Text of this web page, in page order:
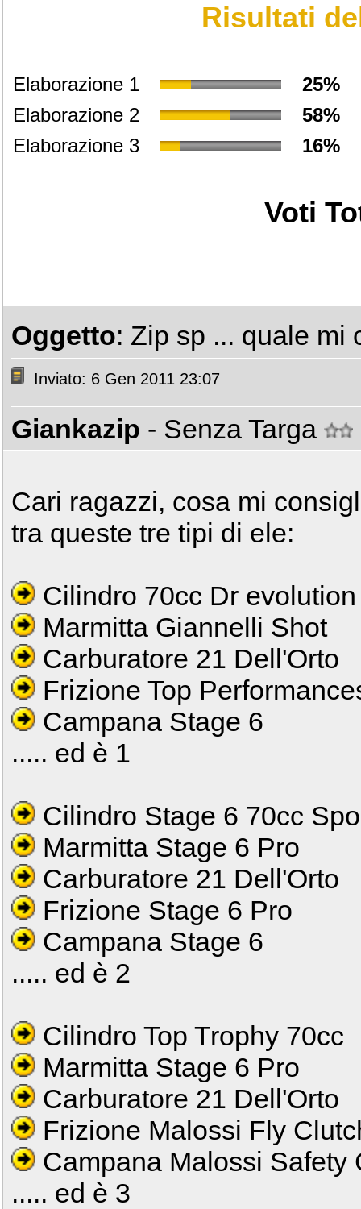
Risultati
Elaborazione 1
25%
Elaborazione 2
58%
Elaborazione 3
16%
Voti
Oggetto: Zip sp ... quale mi
Inviato: 6 Gen 2011 23:07
Giankazip - Senza Targa
Cari ragazzi, cosa mi
tra queste tre tipi di ele:
Cilindro 70cc Dr evolution
Marmitta Giannelli Shot
Carburatore 21 Dell'Orto
Frizione Top
Campana Stage 6
..... ed è 1
Cilindro Stage 6 70cc
Marmitta Stage 6 Pro
Carburatore 21 Dell'Orto
Frizione Stage 6 Pro
Campana Stage 6
..... ed è 2
Cilindro Top Trophy 70cc
Marmitta Stage 6 Pro
Carburatore 21 Dell'Orto
Frizione Malossi Fly
Campana Malossi Safety
..... ed è 3